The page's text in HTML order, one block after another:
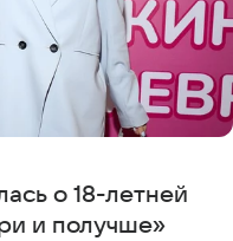
о 18-летней
и получше»